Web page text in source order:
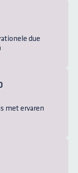
due
met ervaren